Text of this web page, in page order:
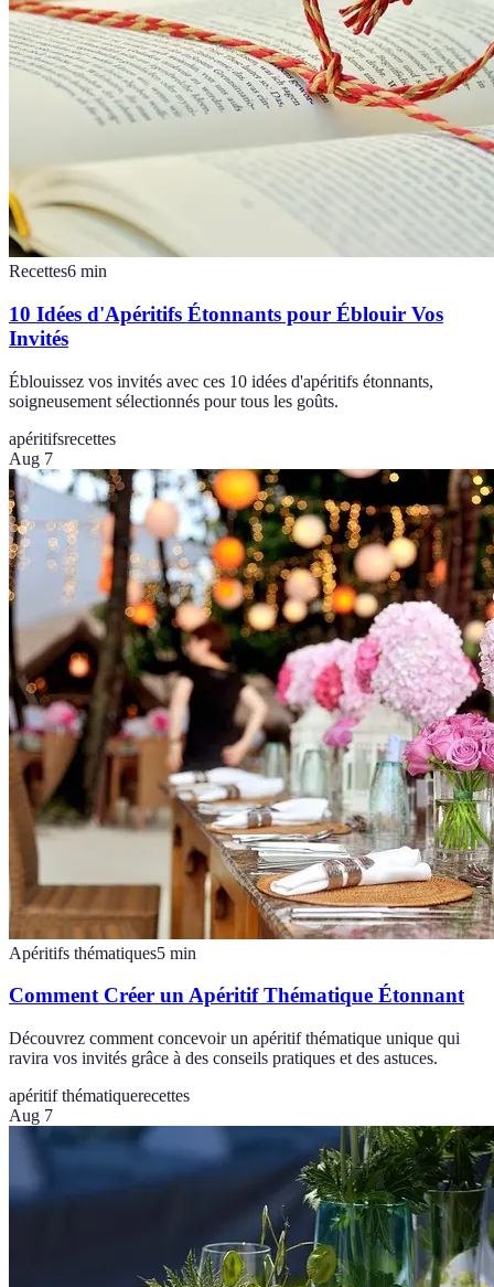
Recettes6 min
10 Idées d'Apéritifs Étonnants pour Éblouir Vos
Invités
Éblouissez vos invités avec ces 10 idées d'apéritifs étonnants,
soigneusement sélectionnés pour tous les goûts.
apéritifsrecettes
Aug 7
Apéritifs thématiques5 min
Comment Créer un Apéritif Thématique Étonnant
Découvrez comment concevoir un apéritif thématique unique qui
ravira vos invités grâce à des conseils pratiques et des astuces.
apéritif thématiquerecettes
Aug 7